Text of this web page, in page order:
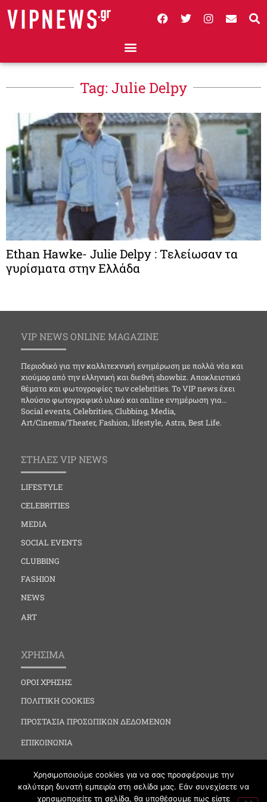
Tag: Julie Delpy
Ethan Hawke- Julie Delpy : Τελείωσαν τα
γυρίσματα στην Ελλάδα
VIP NEWS ONLINE MAGAZINE
Περιοδικό για την καλλιτεχνική ενημέρωση με πολλά νέα και
χιούμορ από την ελληνική και διεθνή showbiz. Αποκλειστικά
θέματα και φωτογραφίες των celebrities. Το VIP news έχει
πλούσιο φωτογραφικό υλικό και online ενημέρωση για…
Social events, Celebrities, Clubbing, Media,
Art/Cinema/Theater, Fashion, lifestyle, Astra, Best Life.
ΣΤΗΛΕΣ VIP NEWS
LIFESTYLE
CELEBRITIES
MEDIA
SOCIAL EVENTS
CLUBBING
FASHION
NEWS
ART
ΧΡΗΣΙΜΑ
ΟΡΟΙ ΧΡΗΣΗΣ
ΠΟΛΙΤΙΚΗ COOKIES
ΠΡΟΣΤΑΣΙΑ ΠΡΟΣΩΠΙΚΩΝ ΔΕΔΟΜΕΝΩΝ
ΕΠΙΚΟΙΝΩΝΙΑ
Χρησιμοποιούμε cookies για να σας προσφέρουμε την
καλύτερη δυνατή εμπειρία στη σελίδα μας. Εάν συνεχίσετε να
χρησιμοποιείτε τη σελίδα, θα υποθέσουμε πως είστε